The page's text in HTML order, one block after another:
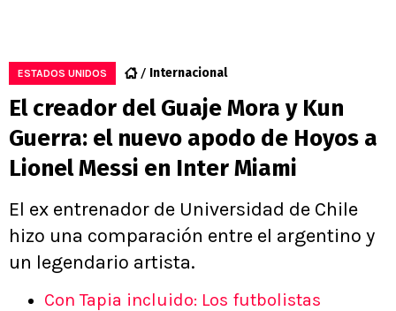
ESTADOS UNIDOS Internacional
El creador del Guaje Mora y Kun
Guerra: el nuevo apodo de Hoyos a
Lionel Messi en Inter Miami
El ex entrenador de Universidad de Chile
hizo una comparación entre el argentino y
un legendario artista.
Con Tapia incluido: Los futbolistas